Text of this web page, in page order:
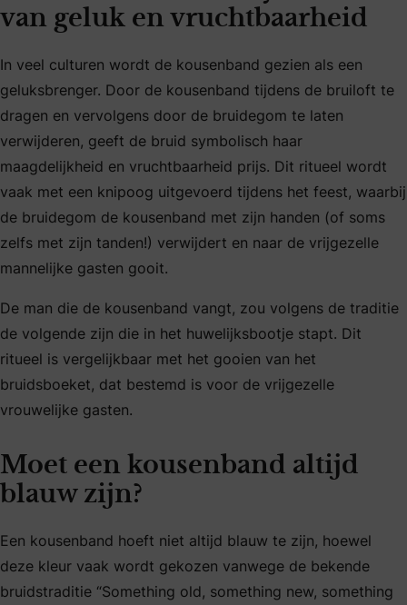
van geluk en vruchtbaarheid
In veel culturen wordt de kousenband gezien als een
geluksbrenger. Door de kousenband tijdens de bruiloft te
dragen en vervolgens door de bruidegom te laten
verwijderen, geeft de bruid symbolisch haar
maagdelijkheid en vruchtbaarheid prijs. Dit ritueel wordt
vaak met een knipoog uitgevoerd tijdens het feest, waarbij
de bruidegom de kousenband met zijn handen (of soms
zelfs met zijn tanden!) verwijdert en naar de vrijgezelle
mannelijke gasten gooit.
De man die de kousenband vangt, zou volgens de traditie
de volgende zijn die in het huwelijksbootje stapt. Dit
ritueel is vergelijkbaar met het gooien van het
bruidsboeket, dat bestemd is voor de vrijgezelle
vrouwelijke gasten.
Moet een kousenband altijd
blauw zijn?
Een kousenband hoeft niet altijd blauw te zijn, hoewel
deze kleur vaak wordt gekozen vanwege de bekende
bruidstraditie “Something old, something new, something